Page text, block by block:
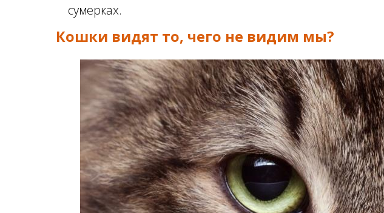
сумерках.
Кошки видят то, чего не видим мы?